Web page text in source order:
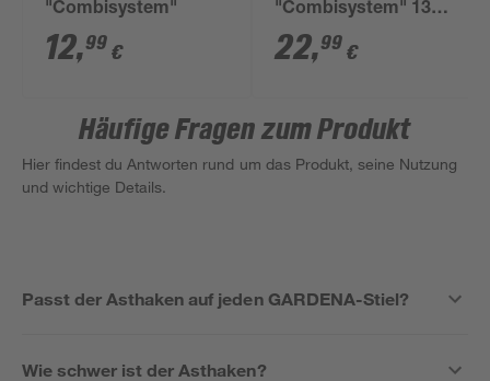
"Combisystem"
12,99 €
"Combisystem" 130
cm
22,99 €
Häufige Fragen zum Produkt
Hier findest du Antworten rund um das Produkt, seine Nutzung
und wichtige Details.
Passt der Asthaken auf jeden GARDENA-Stiel?
Wie schwer ist der Asthaken?